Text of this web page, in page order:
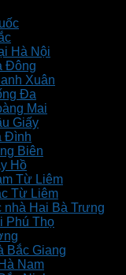
Hà Nội
Đông
Xuân
Đa
Mai
Giấy
Đình
Biên
Hồ
Từ Liêm
Từ Liêm
nhà Hai Bà Trưng
Phú Thọ
Bắc Giang
Nam